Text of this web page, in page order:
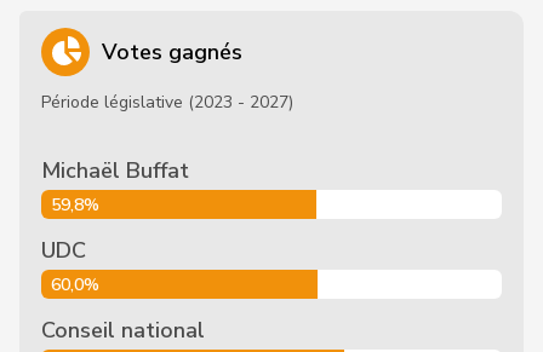
Votes gagnés
Période législative (2023 - 2027)
Michaël Buffat
59,8%
UDC
60,0%
Conseil national